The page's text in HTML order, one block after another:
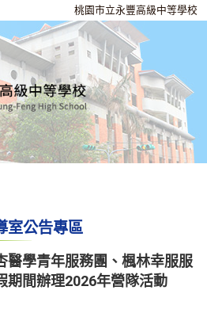
桃園市立永豐高級中等學校
室公告專區
醫學青年服務團、楓林幸服服
期間辦理2026年營隊活動